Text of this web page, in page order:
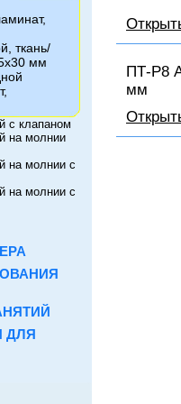
ткань/
мм
с клапаном
на молнии
на молнии с
на молнии с
ДЛЯ
ПТ-Р8
мм